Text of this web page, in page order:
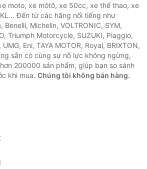
moto, xe môtô, xe 50cc, xe thể thao, xe
Đến từ các hãng nổi tiếng như
Benelli, Michelin, VOLTRONIC, SYM,
Triumph Motorcycle, SUZUKI, Piaggio,
Eni, TAYA MOTOR, Royal, BRIXTON,
sẵn có cùng sự nỗ lực không ngừng,
200000 sản phẩm, giúp bạn so sánh
khi mua. Chúng tôi không bán hàng.